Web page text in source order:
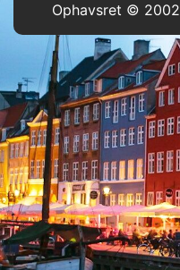
Ophavsret © 2002